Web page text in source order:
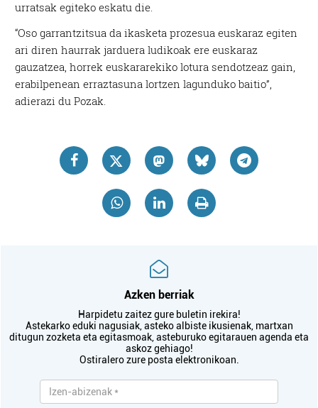
urratsak egiteko eskatu die.
“Oso garrantzitsua da ikasketa prozesua euskaraz egiten
ari diren haurrak jarduera ludikoak ere euskaraz
gauzatzea, horrek euskararekiko lotura sendotzeaz gain,
erabilpenean erraztasuna lortzen lagunduko baitio”,
adierazi du Pozak.
Azken berriak
Harpidetu zaitez gure buletin irekira!
Astekarko eduki nagusiak, asteko albiste ikusienak, martxan
ditugun zozketa eta egitasmoak, asteburuko egitarauen agenda eta
askoz gehiago!
Ostiralero zure posta elektronikoan.